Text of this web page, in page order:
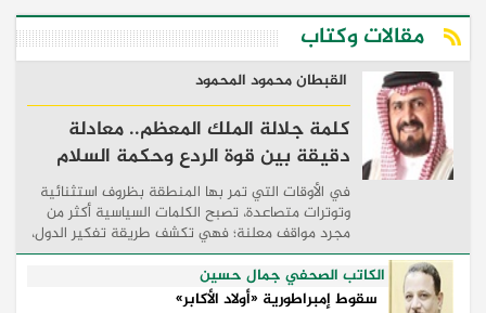
مقالات وكتاب
القبطان محمود المحمود
كلمة جلالة الملك المعظم.. معادلة
دقيقة بين قوة الردع وحكمة السلام
في الأوقات التي تمر بها المنطقة بظروف استثنائية
وتوترات متصاعدة، تصبح الكلمات السياسية أكثر من
مجرد مواقف معلنة؛ فهي تكشف طريقة تفكير الدول،
وكيفية إدارتها للأزمات، والحدود التي تفصل بين القوة
...
الكاتب الصحفي جمال حسين
سقوط إمبراطورية «أولاد الأكابر»